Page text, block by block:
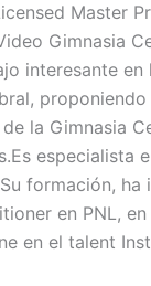
Master
Gimnasia
interesante
la Gimnasia
especialista
formación, ha
en PNL,
en el talent